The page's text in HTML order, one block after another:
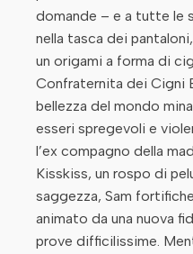
domande – e a tutte le
nella tasca dei
un origami a forma di
Confraternita dei Cigni
bellezza del mondo
esseri spregevoli e
l’ex compagno della
Kisskiss, un rospo di
saggezza, Sam
animato da una nuova
prove difficilissime.